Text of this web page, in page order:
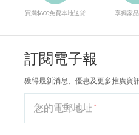
買滿$600免費本地送貨 享獨家
訂閱電子報
獲得最新消息、優惠及更多推廣資訊
您的電郵地址